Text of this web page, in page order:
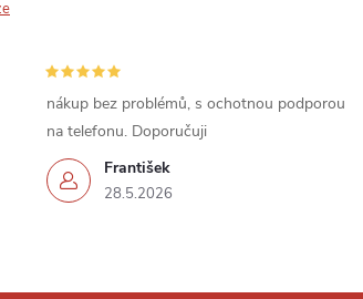
František
28.5.2026
nákup bez problémů, s ochotnou podporou
na telefonu. Doporučuji